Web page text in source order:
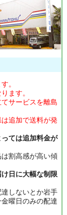
。
ます。
サービスを離島
追加で送料が発
っては追加料金が
割高感が高い傾
日に大幅な制限
しないとか岩手
曜日のみの配達